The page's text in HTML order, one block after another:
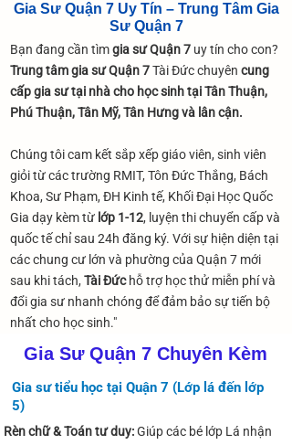
Gia Sư Quận 7 Uy Tín – Trung Tâm Gia
Sư Quận 7
Bạn đang cần tìmgia sư Quận 7 uy tín cho con?
Trung tâm gia sư Quận 7Tài Đức chuyên cung
cấp gia sư tại nhà cho học sinh tại Tân Thuận,
Phú Thuận, Tân Mỹ, Tân Hưng và lân cận.
Chúng tôi cam kết sắp xếp giáo viên, sinh viên
giỏi từ các trường RMIT, Tôn Đức Thắng, Bách
Khoa, Sư Phạm, ĐH Kinh tế, Khối Đại Học Quốc
Gia dạy kèm từ lớp 1-12, luyện thi chuyển cấp và
quốc tế chỉ sau 24h đăng ký. Với sự hiện diện tại
các chung cư lớn và phường của Quận 7 mới
sau khi tách, Tài Đức hỗ trợ học thử miễn phí và
đổi gia sư nhanh chóng để đảm bảo sự tiến bộ
nhất cho học sinh."
Gia Sư Quận 7 Chuyên Kèm
Gia sư tiểu học tại Quận 7 (Lớp lá đến lớp
5)
Rèn chữ & Toán tư duy:Giúp các bé lớp Lá nhận